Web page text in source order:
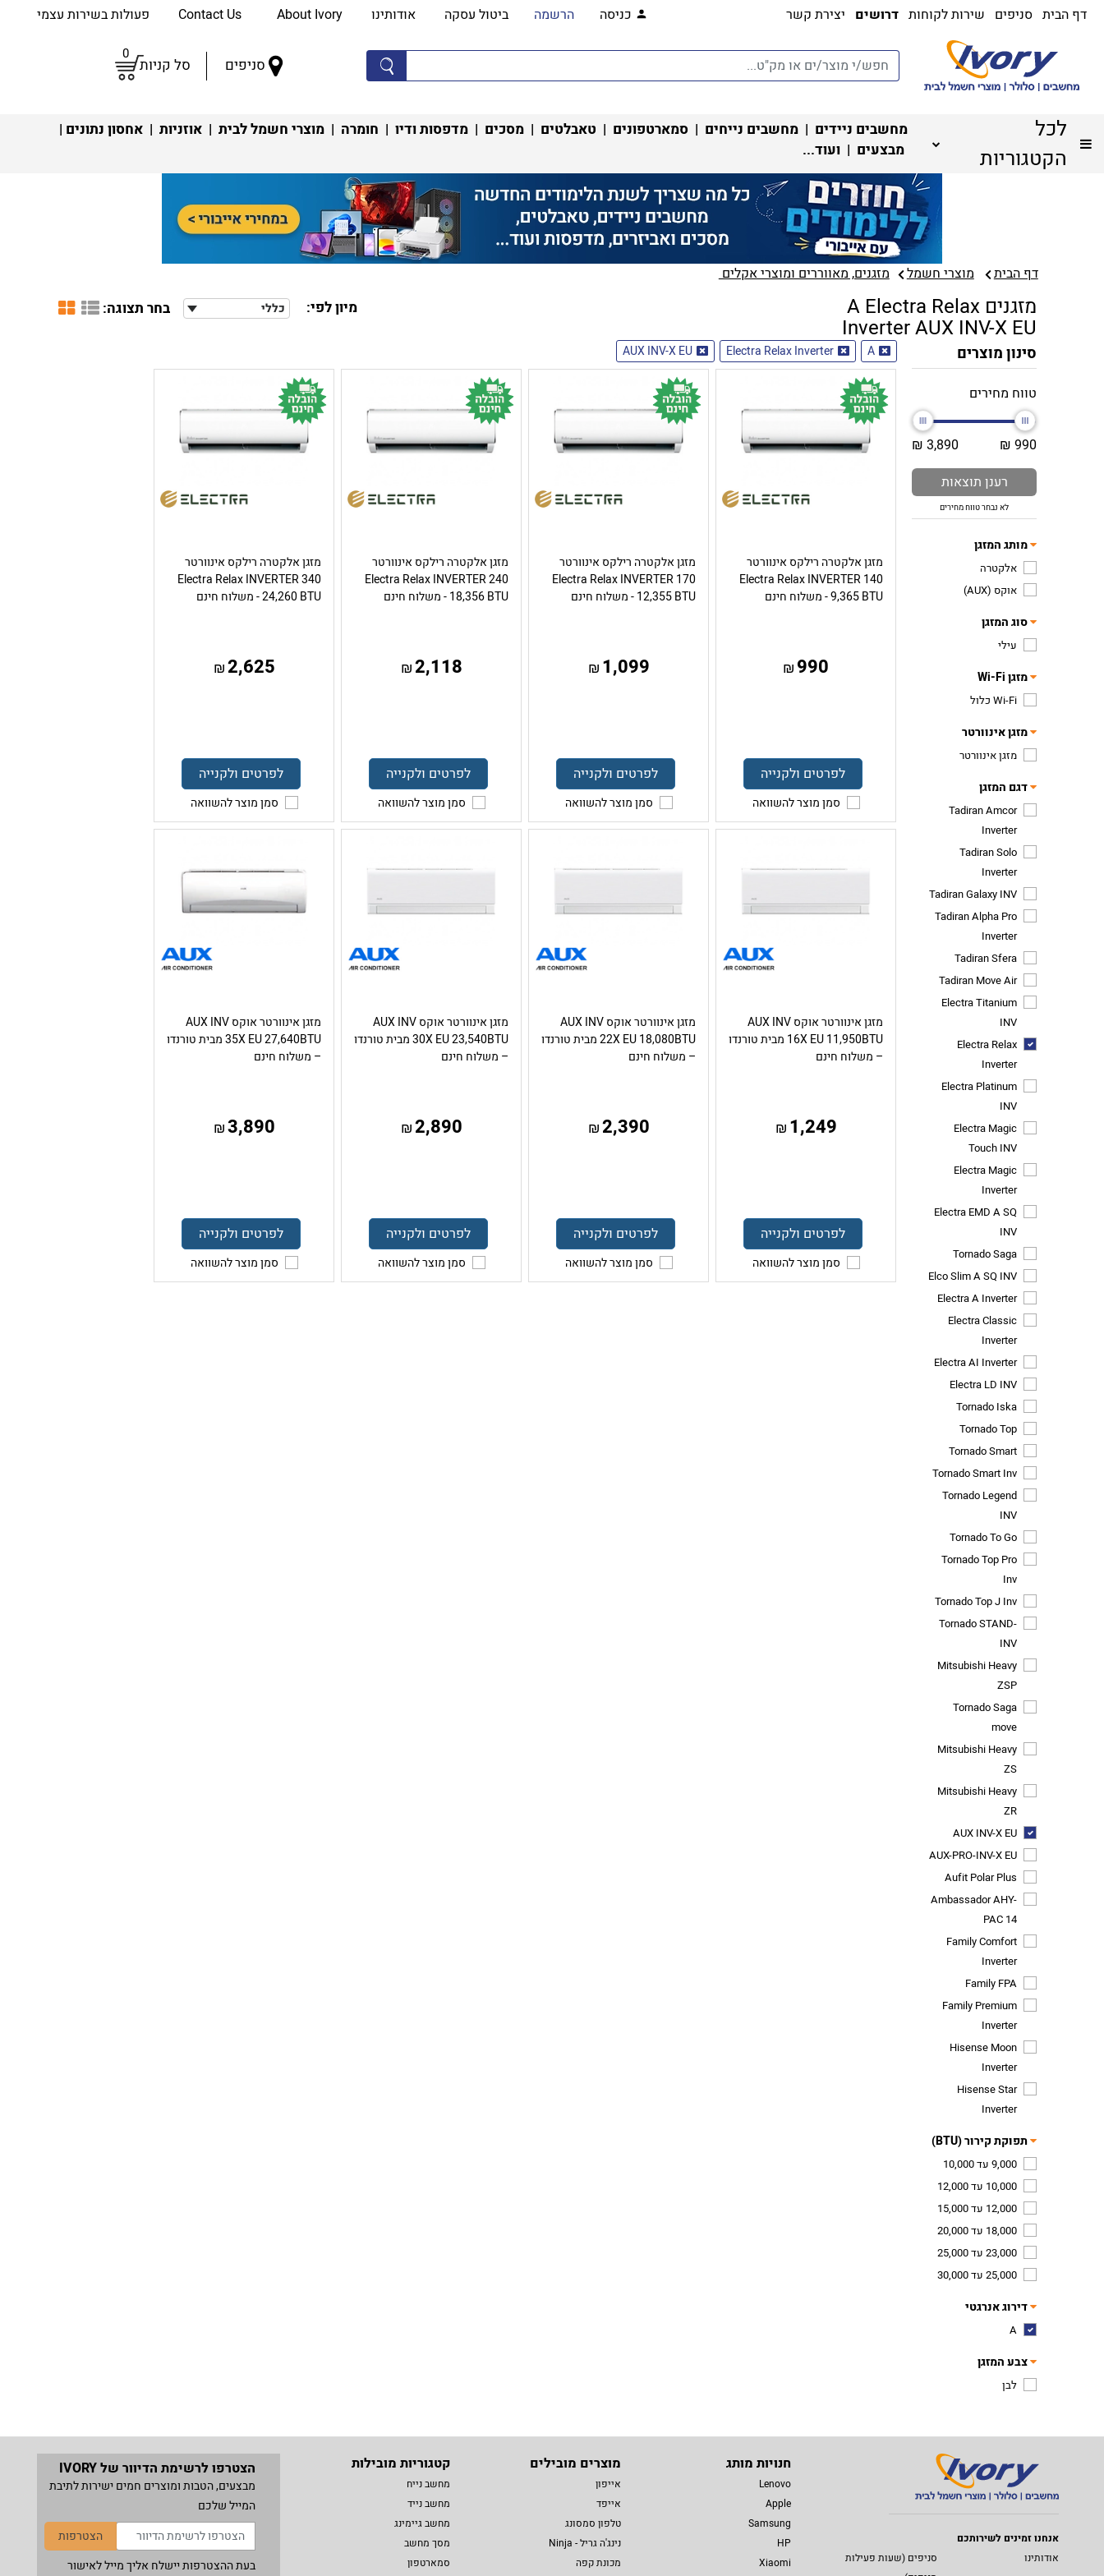
דף הבית סניפים שירות לקוחות דרושים יצירת קשר כניסה הרשמה ביטול עסקה אודותינו About Ivory פעולות בשירות עצמי
סניפים סל קניות
0
לכל
הקטגוריות
מחשבים ניידים | מחשבים נייחים | סמארטפונים | טאבלטים | מסכים | מדפסות ודיו | חומרה | מוצרי חשמל לבית | אוזניות | אחסון נתונים |
מבצעים | ועוד...
דף הבית מוצרי חשמל מזגנים, מאווררים ומוצרי אקלים ‏
מזגנים A Electra Relax
Inverter AUX INV-X EU
מיון לפי: כללי בחר תצוגה:
סינון מוצרים
טווח מחירים
990 ₪
3,890 ₪
רענן תוצאות
לא נבחר טווח מחירים
מותג המזגן
אלקטרה
אוקס (AUX)
סוג המזגן
עילי
מזגן Wi-Fi
Wi-Fi כלול
מזגן אינוורטר
מזגן אינוורטר
דגם המזגן
Tadiran Amcor
Inverter
Tadiran Solo
Inverter
Tadiran Galaxy INV
Tadiran Alpha Pro
Inverter
Tadiran Sfera
Tadiran Move Air
Electra Titanium
INV
Electra Relax
Inverter
Electra Platinum
INV
Electra Magic
Touch INV
Electra Magic
Inverter
Electra EMD A SQ
INV
Tornado Saga
Elco Slim A SQ INV
Electra A Inverter
Electra Classic
Inverter
Electra AI Inverter
Electra LD INV
Tornado Iska
Tornado Top
Tornado Smart
Tornado Smart Inv
Tornado Legend
INV
Tornado To Go
Tornado Top Pro
Inv
Tornado Top J Inv
Tornado STAND-
INV
Mitsubishi Heavy
ZSP
Tornado Saga
move
Mitsubishi Heavy
ZS
Mitsubishi Heavy
ZR
AUX INV-X EU
AUX-PRO-INV-X EU
Aufit Polar Plus
Ambassador AHY-
PAC 14
Family Comfort
Inverter
Family FPA
Family Premium
Inverter
Hisense Moon
Inverter
Hisense Star
Inverter
תפוקת קירור (BTU)
9,000 עד 10,000
10,000 עד 12,000
12,000 עד 15,000
18,000 עד 20,000
23,000 עד 25,000
25,000 עד 30,000
דירוג אנרגטי
A
צבע המזגן
לבן
A
Electra Relax Inverter
AUX INV-X EU
מזגן אלקטרה רילקס אינוורטר
Electra Relax INVERTER 140
9,365 BTU - משלוח חינם
990
₪
לפרטים ולקנייה
סמן מוצר להשוואה
מזגן אלקטרה רילקס אינוורטר
Electra Relax INVERTER 170
12,355 BTU - משלוח חינם
1,099
₪
לפרטים ולקנייה
סמן מוצר להשוואה
מזגן אלקטרה רילקס אינוורטר
Electra Relax INVERTER 240
18,356 BTU - משלוח חינם
2,118
₪
לפרטים ולקנייה
סמן מוצר להשוואה
מזגן אלקטרה רילקס אינוורטר
Electra Relax INVERTER 340
24,260 BTU - משלוח חינם
2,625
₪
לפרטים ולקנייה
סמן מוצר להשוואה
מזגן אינוורטר אוקס AUX INV
16X EU 11,950BTU מבית טורנדו
– משלוח חינם
1,249
₪
לפרטים ולקנייה
סמן מוצר להשוואה
מזגן אינוורטר אוקס AUX INV
22X EU 18,080BTU מבית טורנדו
– משלוח חינם
2,390
₪
לפרטים ולקנייה
סמן מוצר להשוואה
מזגן אינוורטר אוקס AUX INV
30X EU 23,540BTU מבית טורנדו
– משלוח חינם
2,890
₪
לפרטים ולקנייה
סמן מוצר להשוואה
מזגן אינוורטר אוקס AUX INV
35X EU 27,640BTU מבית טורנדו
– משלוח חינם
3,890
₪
לפרטים ולקנייה
סמן מוצר להשוואה
אנחנו זמינים לשירותכם
אודותינו
סניפים (שעות פעילות
חנויות מותג
Lenovo
Apple
Samsung
HP
Xiaomi
מוצרים מובילים
אייפון
אייפד
טלפון סמסונג
נינג'ה גריל - Ninja
מכונת קפה
קטגוריות מובילות
מחשב נייח
מחשב נייד
מחשב גיימינג
מסך מחשב
סמארטפון
הצטרפו לרשימת הדיוור של IVORY
מבצעים, הטבות ומוצרים חמים ישירות לתיבת
המייל שלכם
הצטרפות
בעת ההצטרפות יישלח אליך מייל לאישור